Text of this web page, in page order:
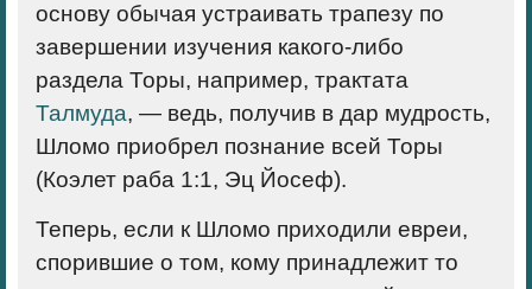
основу обычая устраивать трапезу по
завершении изучения какого-либо
раздела Торы, например, трактата
Талмуда, — ведь, получив в дар мудрость,
Шломо приобрел познание всей Торы
(Коэлет раба 1:1, Эц Йосеф).
Теперь, если к Шломо приходили евреи,
спорившие о том, кому принадлежит то